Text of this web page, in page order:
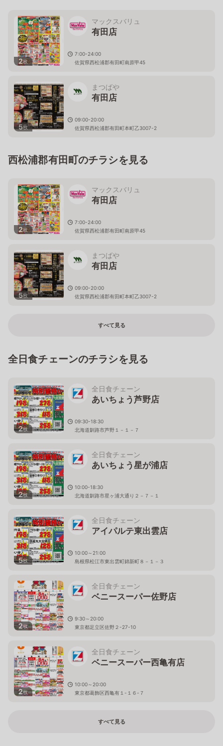
2枚
マックスバリュ
有田店
7:00-24:00
佐賀県西松浦郡有田町南原甲45
5枚
まつばや
有田店
09:00-20:00
佐賀県西松浦郡有田町本町乙3007-2
西松浦郡有田町のチラシを見る
2枚
マックスバリュ
有田店
7:00-24:00
佐賀県西松浦郡有田町南原甲45
5枚
まつばや
有田店
09:00-20:00
佐賀県西松浦郡有田町本町乙3007-2
すべて見る
全日食チェーンのチラシを見る
2枚
全日食チェーン
あいちょう芦野店
09:30-18:30
北海道釧路市芦野１－１－７
2枚
全日食チェーン
あいちょう星が浦店
10:00-18:30
北海道釧路市星ヶ浦大通り２－７－１
5枚
全日食チェーン
アイパルテ東出雲店
10:00～21:00
島根県松江市東出雲町錦新町８－１－３
2枚
全日食チェーン
ベニースーパー佐野店
9:30～20:00
東京都足立区佐野２-27-10
2枚
全日食チェーン
ベニースーパー西亀有店
10:00～20:00
東京都葛飾区西亀有１-１６-７
すべて見る